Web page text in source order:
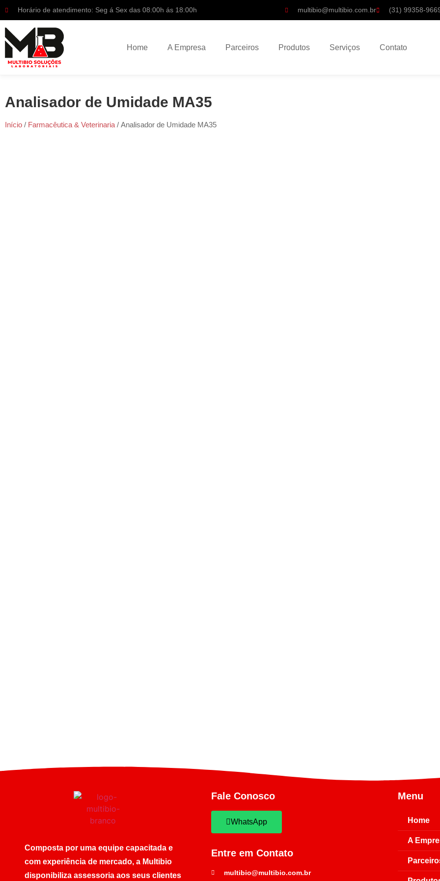
Horário de atendimento: Seg á Sex das 08:00h ás 18:00h multibio@multibio.com.br (31) 99358-
Home A Empresa Parceiros Produtos Serviços Contato
Analisador de Umidade MA35
Início / Farmacêutica & Veterinaria / Analisador de Umidade MA35
Composta por uma equipe capacitada e
com experiência de mercado, a Multibio
disponibiliza assessoria aos seus clientes
Fale Conosco
WhatsApp
Entre em Contato
multibio@multibio.com.br
Menu
Home
A